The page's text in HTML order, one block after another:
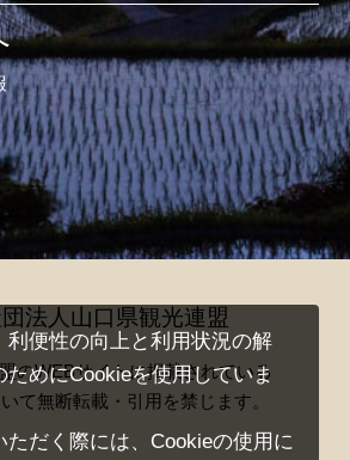
法人山口県観光連盟
のWEBサイトに掲載されている
て無断転載・引用を禁じます。
利便性の向上と利用状況の解
めにCookieを使用していま
ただく際には、Cookieの使用に